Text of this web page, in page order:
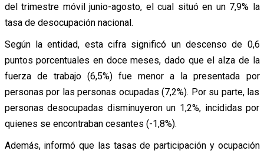
del trimestre móvil junio-agosto, el cual situó en un 7,9% la
tasa de desocupación nacional.
Según la entidad, esta cifra significó un descenso de 0,6
puntos porcentuales en doce meses, dado que el alza de la
fuerza de trabajo (6,5%) fue menor a la presentada por
personas por las personas ocupadas (7,2%). Por su parte, las
personas desocupadas disminuyeron un 1,2%, incididas por
quienes se encontraban cesantes (-1,8%).
Además, informó que las tasas de participación y ocupación